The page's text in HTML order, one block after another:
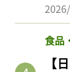
食品
【